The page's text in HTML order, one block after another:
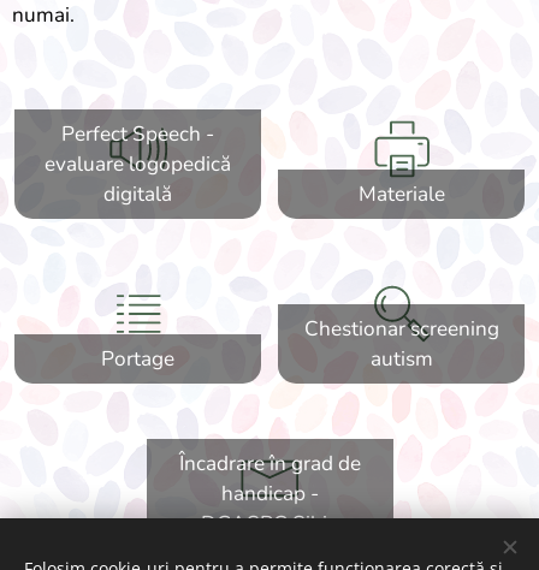
numai.
Perfect Speech -
evaluare logopedică
digitală
Materiale
Portage
Chestionar screening
autism
Încadrare în grad de
handicap -
DGASPC Sibiu